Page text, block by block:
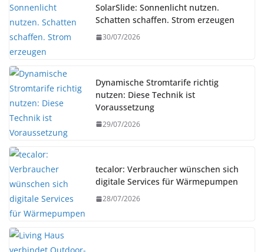
SolarSlide: Sonnenlicht nutzen.
Schatten schaffen. Strom erzeugen
30/07/2026
Dynamische Stromtarife richtig
nutzen: Diese Technik ist
Voraussetzung
29/07/2026
tecalor: Verbraucher wünschen sich
digitale Services für Wärmepumpen
28/07/2026